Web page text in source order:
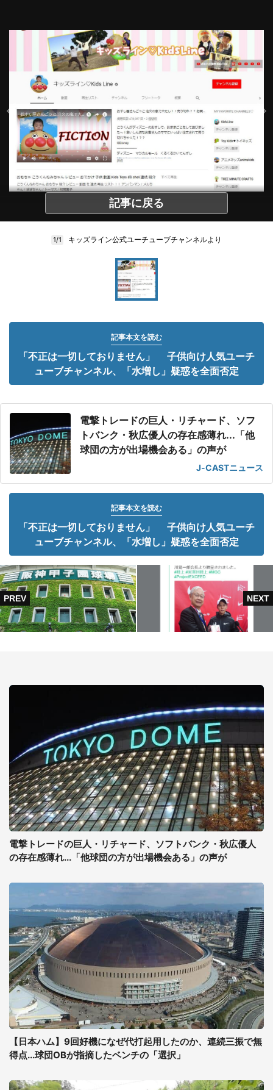
記事に戻る
1/1 キッズライン公式ユーチューブチャンネルより
記事本文を読む
「不正は一切しておりません」 子供向け人気ユーチ
ューブチャンネル、「水増し」疑惑を全面否定
電撃トレードの巨人・リチャード、ソフ
トバンク・秋広優人の存在感薄れ...「他
球団の方が出場機会ある」の声が
J-CASTニュース
記事本文を読む
「不正は一切しておりません」 子供向け人気ユーチ
ューブチャンネル、「水増し」疑惑を全面否定
電撃トレードの巨人・リチャード、ソフトバンク・秋広優人
の存在感薄れ...「他球団の方が出場機会ある」の声が
【日本ハム】9回好機になぜ代打起用したのか、連続三振で無
得点...球団OBが指摘したベンチの「選択」